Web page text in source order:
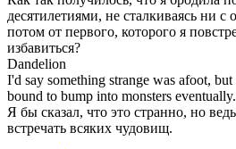
десятилетиями, не сталкиваясь ни с
потом от первого, которого я
избавиться?
Dandelion
I'd say something strange was afoot,
bound to bump into monsters eventually.
Я бы сказал, что это странно, но
встречать всяких чудовищ.